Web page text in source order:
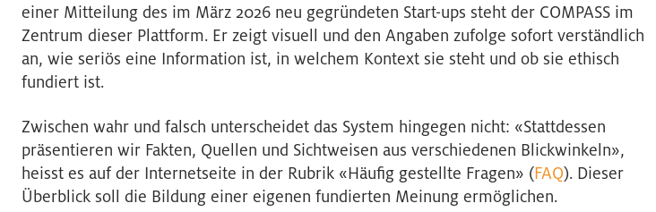
einer Mitteilung des im März 2026 neu gegründeten Start-ups steht der COMPASS im
Zentrum dieser Plattform. Er zeigt visuell und den Angaben zufolge sofort verständlich
an, wie seriös eine Information ist, in welchem Kontext sie steht und ob sie ethisch
fundiert ist.
Zwischen wahr und falsch unterscheidet das System hingegen nicht: «Stattdessen
präsentieren wir Fakten, Quellen und Sichtweisen aus verschiedenen Blickwinkeln»,
heisst es auf der Internetseite in der Rubrik «Häufig gestellte Fragen» (FAQ). Dieser
Überblick soll die Bildung einer eigenen fundierten Meinung ermöglichen.